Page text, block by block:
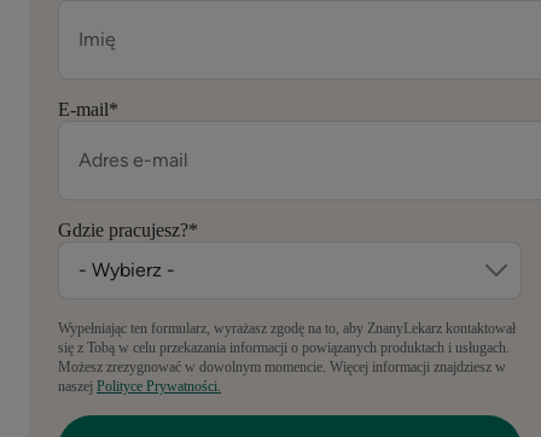
E-mail*
Gdzie pracujesz?*
Wypełniając ten formularz, wyrażasz zgodę na to, aby ZnanyLekarz kontaktował
się z Tobą w celu przekazania informacji o powiązanych produktach i usługach.
Możesz zrezygnować w dowolnym momencie. Więcej informacji znajdziesz w
naszej Polityce Prywatności.